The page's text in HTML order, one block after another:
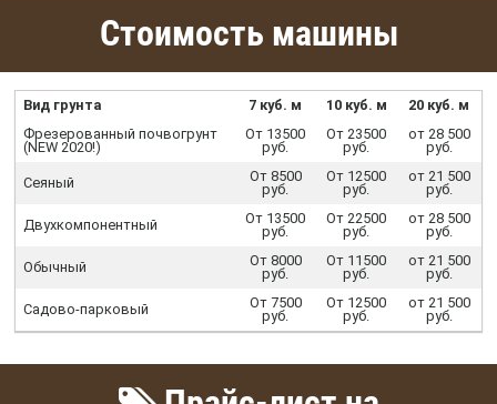
Стоимость машины
Вид грунта 7 куб. м 10 куб. м
20 куб. м
Фрезерованный почвогрунт
(NEW 2020!)
От 13500
руб.
От 23500
руб.
от 28 500
руб.
Сеяный
От 8500
руб.
От 12500
руб.
от 21 500
руб.
Двухкомпонентный
От 13500
руб.
От 22500
руб.
от 28 500
руб.
Обычный
От 8000
руб.
От 11500
руб.
от 21 500
руб.
Садово-парковый
От 7500
руб.
От 12500
руб.
от 21 500
руб.